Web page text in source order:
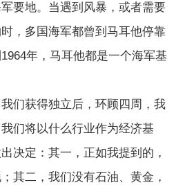
要地。当遇到风暴，或者需要
，多国海军都曾到马耳他停靠
年，马耳他都是一个海军基
们获得独立后，环顾四周，我
们将以什么行业作为经济基
决定：其一，正如我提到的，
其二，我们没有石油、黄金，